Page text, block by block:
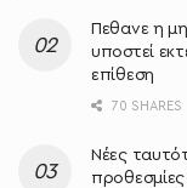
Πεθανε η
υποστεί
επίθεση
70 SHARES
Νέες